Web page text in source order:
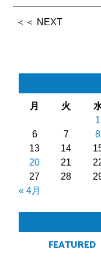
＜＜ NEXT
月 火
« 4月
1
6
7 8
13
14
20
21
27
28
FEATURED